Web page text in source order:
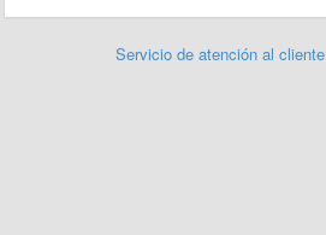
Servicio de atención al cliente